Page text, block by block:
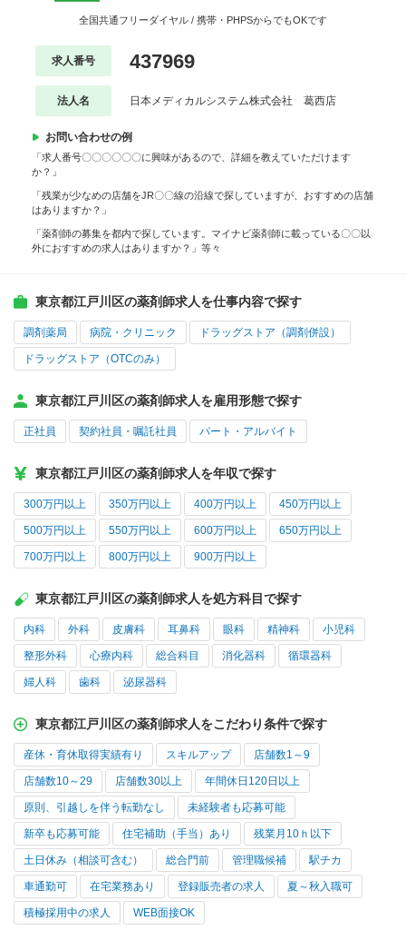
全国共通フリーダイヤル / 携帯・PHPSからでもOKです
求人番号 437969
法人名 日本メディカルシステム株式会社 葛西店
お問い合わせの例
「求人番号〇〇〇〇〇〇に興味があるので、詳細を教えていただけます
か？」
「残業が少なめの店舗をJR〇〇線の沿線で探していますが、おすすめの店舗
はありますか？」
「薬剤師の募集を都内で探しています。マイナビ薬剤師に載っている〇〇以
外におすすめの求人はありますか？」等々
東京都江戸川区の薬剤師求人を仕事内容で探す
調剤薬局 病院・クリニック ドラッグストア（調剤併設）
ドラッグストア（OTCのみ）
東京都江戸川区の薬剤師求人を雇用形態で探す
正社員 契約社員・嘱託社員 パート・アルバイト
東京都江戸川区の薬剤師求人を年収で探す
300万円以上 350万円以上 400万円以上 450万円以上
500万円以上 550万円以上 600万円以上 650万円以上
700万円以上 800万円以上 900万円以上
東京都江戸川区の薬剤師求人を処方科目で探す
内科 外科 皮膚科 耳鼻科 眼科 精神科 小児科
整形外科 心療内科 総合科目 消化器科 循環器科
婦人科 歯科 泌尿器科
東京都江戸川区の薬剤師求人をこだわり条件で探す
産休・育休取得実績有り スキルアップ 店舗数1～9
店舗数10～29 店舗数30以上 年間休日120日以上
原則、引越しを伴う転勤なし 未経験者も応募可能
新卒も応募可能 住宅補助（手当）あり 残業月10ｈ以下
土日休み（相談可含む） 総合門前 管理職候補 駅チカ
車通勤可 在宅業務あり 登録販売者の求人 夏～秋入職可
積極採用中の求人 WEB面接OK